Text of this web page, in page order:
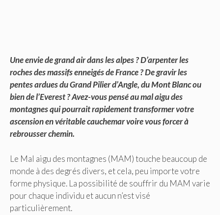
Une envie de grand air dans les alpes ? D’arpenter les
roches des massifs enneigés de France ? De gravir les
pentes ardues du Grand Pilier d’Angle, du Mont Blanc ou
bien de l’Everest ? Avez-vous pensé au mal aigu des
montagnes qui pourrait rapidement transformer votre
ascension en véritable cauchemar voire vous forcer à
rebrousser chemin.
Le Mal aigu des montagnes (MAM) touche beaucoup de
monde à des degrés divers, et cela, peu importe votre
forme physique. La possibilité de souffrir du MAM varie
pour chaque individu et aucun n’est visé
particulièrement.